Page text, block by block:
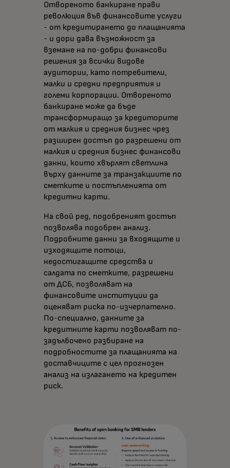
Отвореното банкиране прави
революция във финансовите услуги
- от кредитирането до плащанията
- и дори дава възможност за
вземане на по-добри финансови
решения за всички видове
аудитории, като потребители,
малки и средни предприятия и
големи корпорации. Отвореното
банкиране може да бъде
трансформиращо за кредиторите
от малкия и средния бизнес чрез
разширен достъп до разрешени от
малкия и средния бизнес финансови
данни, които хвърлят светлина
върху данните за транзакциите по
сметките и постъпленията от
кредитни карти.
На свой ред, подобреният достъп
позволява подобрен анализ.
Подробните данни за входящите и
изходящите потоци,
недостигащите средства и
салдата по сметките, разрешени
от ДСБ, позволяват на
финансовите институции да
оценяват риска по-изчерпателно.
По-специално, данните за
кредитните карти позволяват по-
задълбочено разбиране на
подробностите за плащанията на
доставчиците с цел прогнозен
анализ на излагането на кредитен
риск.